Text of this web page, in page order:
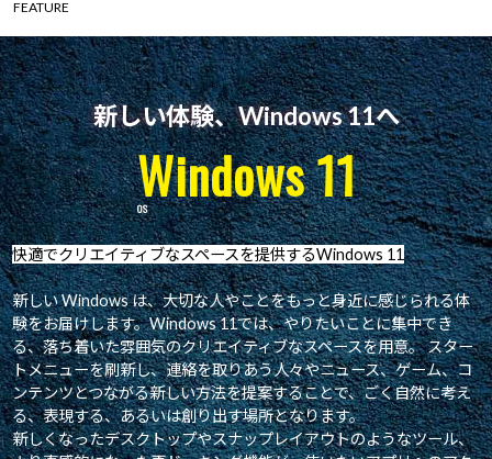
FEATURE
新しい体験、Windows 11へ
Windows 11
快適でクリエイティブなスペースを提供するWindows 11
新しい Windows は、大切な人やことをもっと身近に感じられる体
験をお届けします。Windows 11では、やりたいことに集中でき
る、落ち着いた雰囲気のクリエイティブなスペースを用意。 スター
トメニューを刷新し、連絡を取りあう人々やニュース、ゲーム、コ
ンテンツとつながる新しい方法を提案することで、ごく自然に考え
る、表現する、あるいは創り出す場所となります。
新しくなったデスクトップやスナップレイアウトのようなツール、